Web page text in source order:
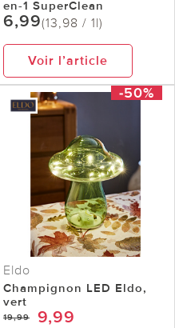
en-1 SuperClean
6,99(13,98 / 1l)
Voir l’article
-50%
Eldo
Champignon LED Eldo,
vert
19,99 9,99